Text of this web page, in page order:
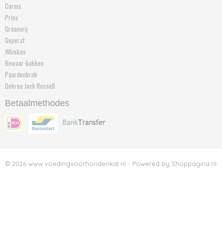
Carnis
Prins
Graanvrij
Geperst
Whiskas
Bewaar-bakken
Paardenbrok
Dekreu Jack Russell
Betaalmethodes
© 2026 www.voedingvoorhondenkat.nl - Powered by Shoppagina.nl